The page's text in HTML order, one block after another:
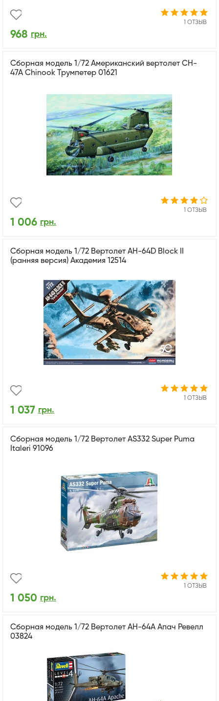
1 ОТЗЫВ
968 грн.
Сборная модель 1/72 Американский вертолет CH-
47A Chinook Трумпетер 01621
1 ОТЗЫВ
1 006 грн.
Сборная модель 1/72 Вертолет AH-64D Block II
(ранняя версия) Академия 12514
1 ОТЗЫВ
1 037 грн.
Сборная модель 1/72 Вертолет AS332 Super Puma
Italeri 91096
1 ОТЗЫВ
1 050 грн.
Сборная модель 1/72 Вертолет AH-64A Апач Ревелл
03824